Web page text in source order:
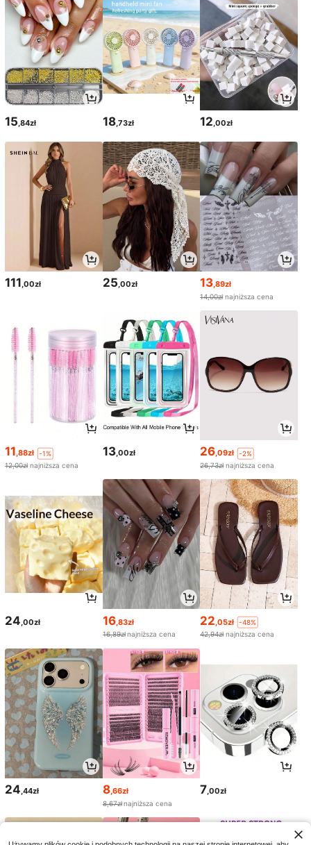
15 ,84zł 18,73zł 12 ,00zł
111,00zł 25,00zł 13,89zł
14,00zł najniższa cena
11,88zł
-1%
12,00zł najniższa cena
13,00zł 26,09zł
-2%
26,73zł najniższa cena
24 ,00zł 16,83zł
16,89złnajniższa cena
22 ,05zł
-48%
42,94zł najniższa cena
24 ,44zł 8,66zł
8,67złnajniższa cena
7 ,00zł